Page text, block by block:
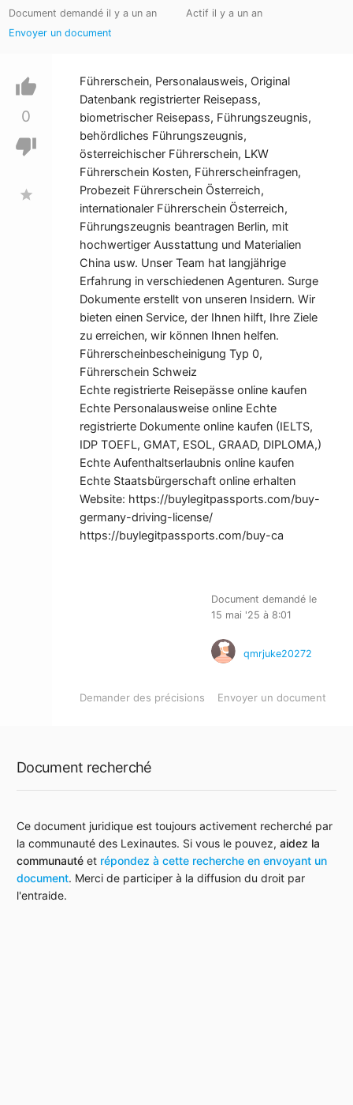
Document demandé il y a un an
Actif il y a un an
Envoyer un document
thumb_up
0
thumb_down
star
Führerschein, Personalausweis, Original
Datenbank registrierter Reisepass,
biometrischer Reisepass, Führungszeugnis,
behördliches Führungszeugnis,
österreichischer Führerschein, LKW
Führerschein Kosten, Führerscheinfragen,
Probezeit Führerschein Österreich,
internationaler Führerschein Österreich,
Führungszeugnis beantragen Berlin, mit
hochwertiger Ausstattung und Materialien
China usw. Unser Team hat langjährige
Erfahrung in verschiedenen Agenturen. Surge
Dokumente erstellt von unseren Insidern. Wir
bieten einen Service, der Ihnen hilft, Ihre Ziele
zu erreichen, wir können Ihnen helfen.
Führerscheinbescheinigung Typ 0,
Führerschein Schweiz
Echte registrierte Reisepässe online kaufen
Echte Personalausweise online Echte
registrierte Dokumente online kaufen (IELTS,
IDP TOEFL, GMAT, ESOL, GRAAD, DIPLOMA,)
Echte Aufenthaltserlaubnis online kaufen
Echte Staatsbürgerschaft online erhalten
Website: https://buylegitpassports.com/buy-
germany-driving-license/
https://buylegitpassports.com/buy-ca
Document demandé le
15 mai '25 à 8:01
qmrjuke20272
Demander des précisions Envoyer un document
Document recherché
Ce document juridique est toujours activement recherché par
la communauté des Lexinautes. Si vous le pouvez, aidez la
communauté et répondez à cette recherche en envoyant un
document. Merci de participer à la diffusion du droit par
l'entraide.